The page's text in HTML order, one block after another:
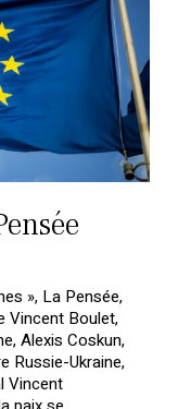
», La Pensée,
Vincent Boulet,
Alexis Coskun,
Russie-Ukraine,
Vincent